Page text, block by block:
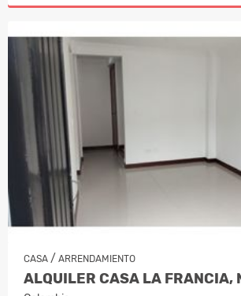
CASA / ARRENDAMIENTO